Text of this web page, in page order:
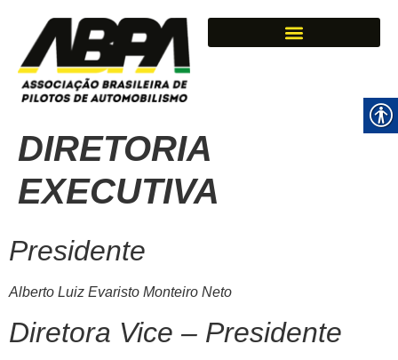
DIRETORIA
EXECUTIVA
Presidente
Alberto Luiz Evaristo Monteiro Neto
Diretora Vice – Presidente